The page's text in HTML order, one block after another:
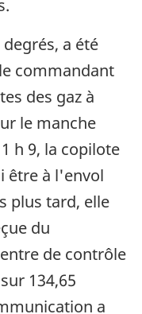
a été
commandant
des gaz à
le manche
h 9, la copilote
être à l'envol
plus tard, elle
du
de contrôle
134,65
a